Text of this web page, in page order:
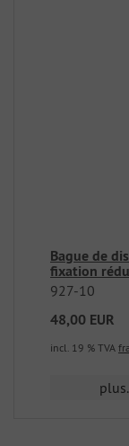
Bague de
fixation
927-10
48,00 EUR
incl. 19 % TVA